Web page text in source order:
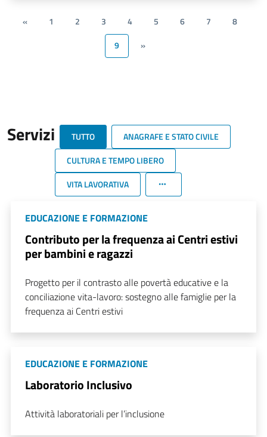
« 1 2 3 4 5 6 7
8
9
»
Servizi TUTTO
ANAGRAFE E STATO CIVILE
CULTURA E TEMPO LIBERO
VITA LAVORATIVA
EDUCAZIONE E FORMAZIONE
Contributo per la frequenza ai Centri estivi
per bambini e ragazzi
Progetto per il contrasto alle povertà educative e la
conciliazione vita-lavoro: sostegno alle famiglie per la
frequenza ai Centri estivi
EDUCAZIONE E FORMAZIONE
Laboratorio Inclusivo
Attività laboratoriali per l’inclusione